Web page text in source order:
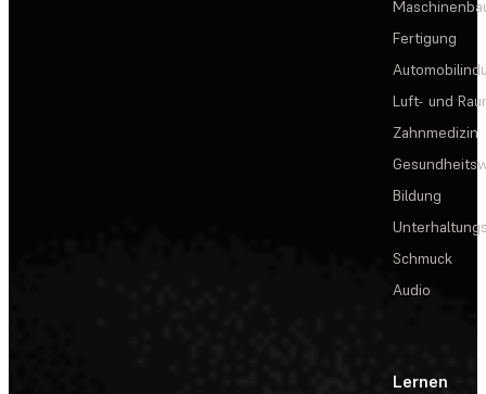
Fertigung
Luft- und
Zahnmedizin
Bildung
Schmuck
Audio
Lernen